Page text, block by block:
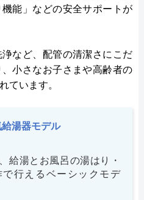
能」などの安全サポートが
など、配管の清潔さにこだ
小さなお子さまや高齢者の
ています。
湯器モデル
給湯とお風呂の湯はり・
行えるベーシックモデ